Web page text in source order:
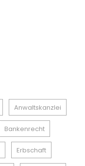
Anwaltskanzlei
Bankenrecht
Erbschaft